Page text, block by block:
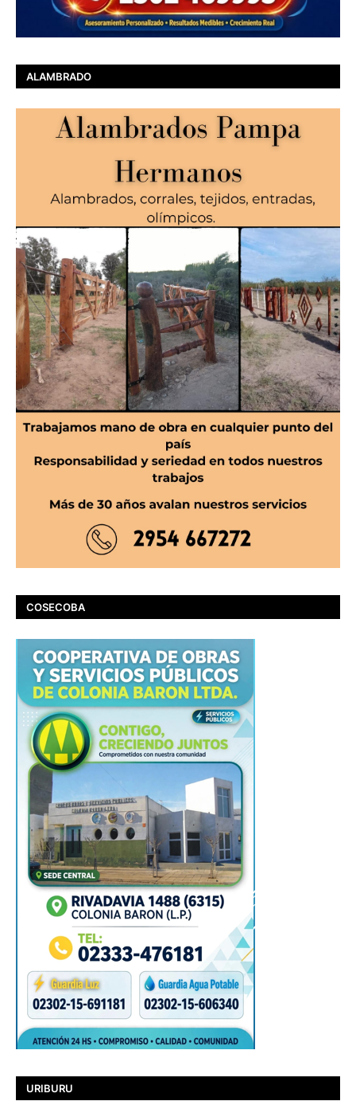
ALAMBRADO
COSECOBA
URIBURU